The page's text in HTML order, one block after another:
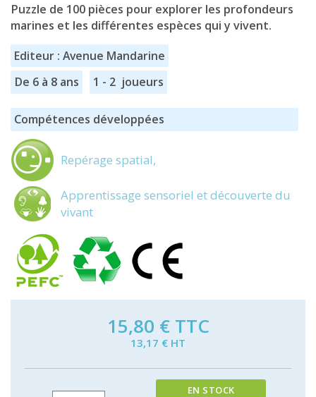
Puzzle de 100 pièces pour explorer les profondeurs
marines et les différentes espèces qui y vivent.
Editeur : Avenue Mandarine
De 6 à 8 ans
1 - 2 joueurs
Compétences développées
Repérage spatial,
Apprentissage sensoriel et découverte du
vivant
15,80 € TTC
13,17 € HT
EN STOCK